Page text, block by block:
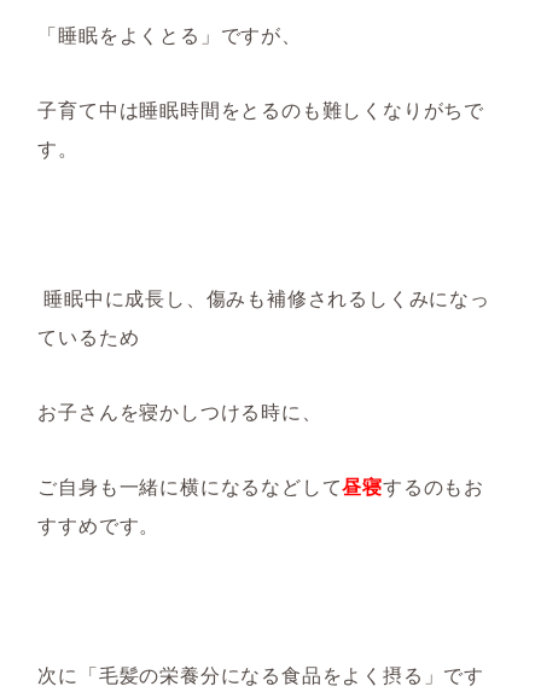
「睡眠をよくとる」ですが、
子育て中は睡眠時間をとるのも難しくなりがちで
す。
睡眠中に成長し、傷みも補修されるしくみになっ
ているため
お子さんを寝かしつける時に、
ご自身も一緒に横になるなどして昼寝するのもお
すすめです。
次に「毛髪の栄養分になる食品をよく摂る」です